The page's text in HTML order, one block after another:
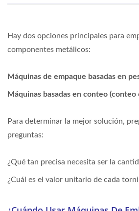
Hay dos opciones principales para
componentes metálicos:
Máquinas de empaque basadas en
Máquinas basadas en conteo (conteo
Para determinar la mejor solución,
preguntas:
¿Qué tan precisa necesita ser la
¿Cuál es el valor unitario de cada